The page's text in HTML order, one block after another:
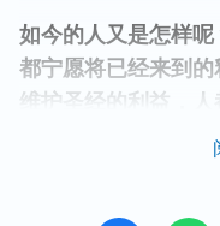
如今的人又是怎样
都宁愿将已经来到
维护圣经的利益，
掉；为了维护圣经